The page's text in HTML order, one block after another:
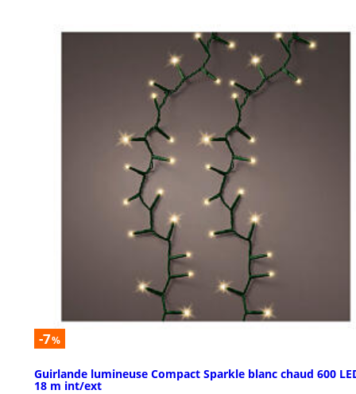
-7%
Guirlande lumineuse Compact Sparkle blanc chaud 600
18 m int/ext